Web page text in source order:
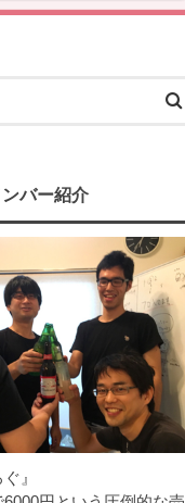
ンバー紹介
』